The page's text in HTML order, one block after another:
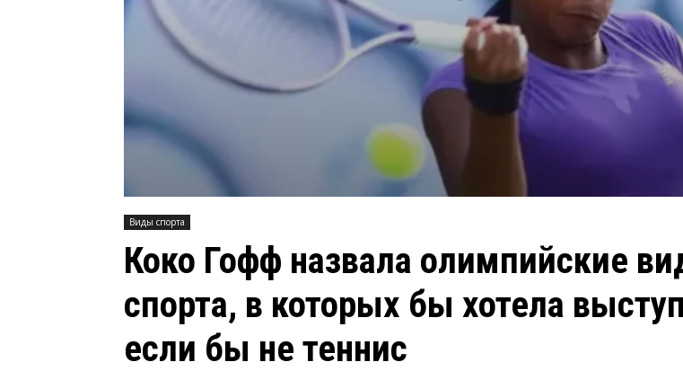
Виды спорта
Коко Гофф назвала олимпийские
спорта, в которых бы хотела
если бы не теннис